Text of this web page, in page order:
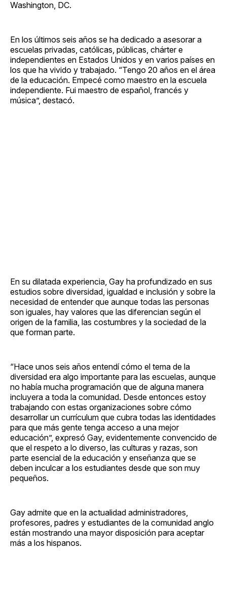
Washington, DC.
En los últimos seis años se ha dedicado a asesorar a
escuelas privadas, católicas, públicas, chárter e
independientes en Estados Unidos y en varios países en
los que ha vivido y trabajado. “Tengo 20 años en el área
de la educación. Empecé como maestro en la escuela
independiente. Fui maestro de español, francés y
música”, destacó.
En su dilatada experiencia, Gay ha profundizado en sus
estudios sobre diversidad, igualdad e inclusión y sobre la
necesidad de entender que aunque todas las personas
son iguales, hay valores que las diferencian según el
origen de la familia, las costumbres y la sociedad de la
que forman parte.
“Hace unos seis años entendí cómo el tema de la
diversidad era algo importante para las escuelas, aunque
no había mucha programación que de alguna manera
incluyera a toda la comunidad. Desde entonces estoy
trabajando con estas organizaciones sobre cómo
desarrollar un currículum que cubra todas las identidades
para que más gente tenga acceso a una mejor
educación”, expresó Gay, evidentemente convencido de
que el respeto a lo diverso, las culturas y razas, son
parte esencial de la educación y enseñanza que se
deben inculcar a los estudiantes desde que son muy
pequeños.
Gay admite que en la actualidad administradores,
profesores, padres y estudiantes de la comunidad anglo
están mostrando una mayor disposición para aceptar
más a los hispanos.